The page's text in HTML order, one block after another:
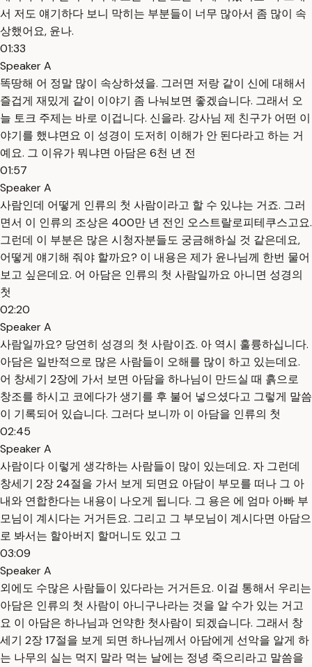
서 저도 얘기하다 보니 막히는 부분들이 너무 많아서 좀 많이 속
상했어요, 윤나.
01:33
Speaker A
똑땅해 어 정말 많이 속상하셨을. 그러면 저랑 같이 신에 대해서
즐겁게 재밌게 같이 이야기 좀 나눠보면 좋겠습니다. 그래서 오
늘 토크 주제는 바로 이겁니다. 신을라. 강사님 제 친구가 어떤 이
야기를 했냐면요 이 성경이 도저히 이해가 안 된다라고 하는 거
예요. 그 이유가 뭐냐면 아담은 6천 년 전
01:57
Speaker A
사람인데 어떻게 인류의 첫 사람이라고 할 수 있냐는 거죠. 그러
면서 이 인류의 조상은 400만 년 전인 오스트랄로피테쿠스고요.
그런데 이 부분은 많은 시청자분들도 궁금해하실 것 같은데요,
어떻게 얘기해 줘야 할까요? 이 내용은 제가 윤나님께 한번 물어
보고 싶은데요. 어 아담은 인류의 첫 사람일까요 아니면 성경의
첫
02:20
Speaker A
사람일까요? 당연히 성경의 첫 사람이죠. 아 역시 훌륭하십니다.
아담은 일반적으로 많은 사람들이 오해를 많이 하고 있는데요.
어 창세기 2장에 가서 보면 아담을 하나님이 만드실 때 흙으로
창조를 하시고 코에다가 생기를 후 불어 넣으셨다고 그렇게 말씀
이 기록되어 있습니다. 그러다 보니까 이 아담을 인류의 첫
02:45
Speaker A
사람이다 이렇게 생각하는 사람들이 많이 있는데요. 자 그런데
창세기 2장 24절을 가서 보게 되면요 아담이 부모를 떠나 그 아
내와 연합한다는 내용이 나오게 됩니다. 그 용은 에 엄마 아빠 부
모님이 계시다는 거거든요. 그리고 그 부모님이 계시다면 아담으
로 봐서는 할아버지 할머니도 있고 그
03:09
Speaker A
외에도 수많은 사람들이 있다라는 거거든요. 이걸 통해서 우리는
아담은 인류의 첫 사람이 아니구나라는 것을 알 수가 있는 거고
요 이 아담은 하나님과 언약한 첫사람이 되겠습니다. 그래서 창
세기 2장 17절을 보게 되면 하나님께서 아담에게 선악을 알게 하
는 나무의 실는 먹지 말라 먹는 날에는 정녕 죽으리라고 말씀을